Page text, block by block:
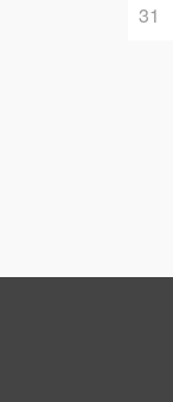
31